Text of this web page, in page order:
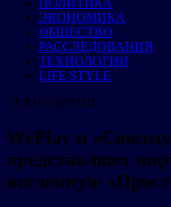
ПОЛИТИКА
ЭКОНОМИКА
ОБЩЕСТВО
РАССЛЕДОВАНИЯ
ТЕХНОЛОГИИ
LIFE STYLE
ТЕХНОЛОГИИ
WePlay и
представляют
вселенную